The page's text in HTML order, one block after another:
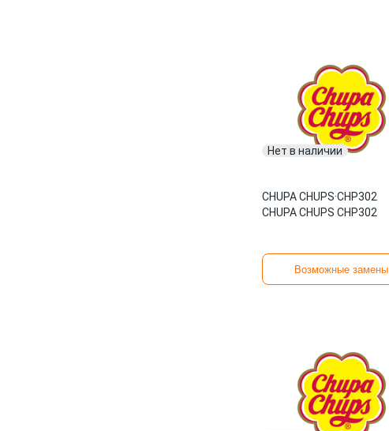
Нет в наличии
CHUPA CHUPS·CHP302
CHUPA CHUPS CHP302
Возможные замены